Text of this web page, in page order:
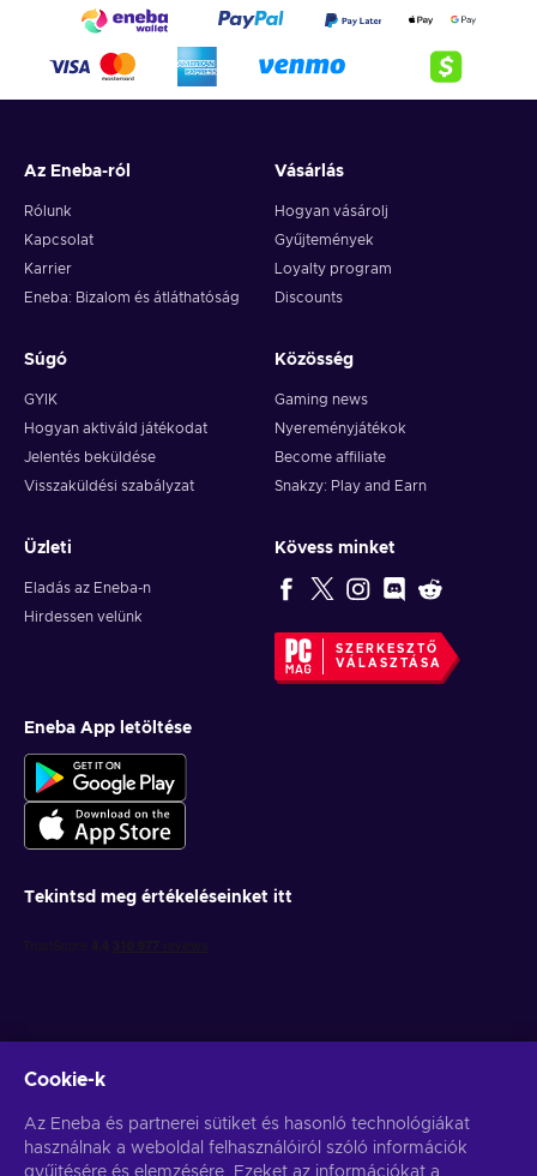
Az Eneba-ról
Rólunk
Kapcsolat
Karrier
Eneba: Bizalom és átláthatóság
Vásárlás
Hogyan vásárolj
Gyűjtemények
Loyalty program
Discounts
Súgó
GYIK
Hogyan aktiváld játékodat
Jelentés beküldése
Visszaküldési szabályzat
Közösség
Gaming news
Nyereményjátékok
Become affiliate
Snakzy: Play and Earn
Üzleti
Eladás az Eneba-n
Hirdessen velünk
Kövess minket
SZERKESZTŐ
VÁLASZTÁSA
Eneba App letöltése
Tekintsd meg értékeléseinket itt
Feliratkozás
Cookie-k
Az Eneba és partnerei sütiket és hasonló technológiákat
használnak a weboldal felhasználóiról szóló információk
gyűjtésére és elemzésére. Ezeket az információkat a